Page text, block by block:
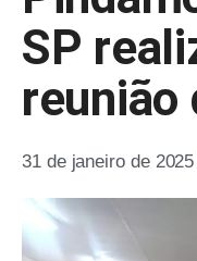
SP
reunião
31 de janeiro de 2025